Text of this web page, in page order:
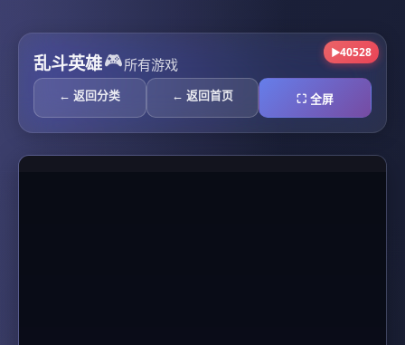
乱斗英雄 ▶40528
🎮所有游戏
← 返回分类 ← 返回首页 ⛶ 全屏